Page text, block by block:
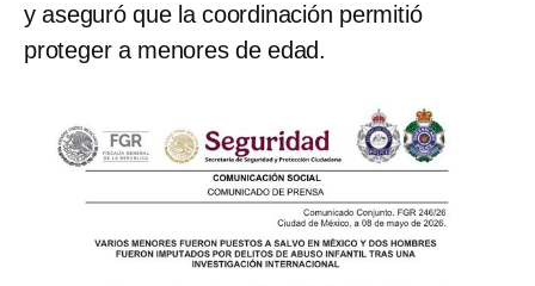
y aseguró que la coordinación permitió
proteger a menores de edad.